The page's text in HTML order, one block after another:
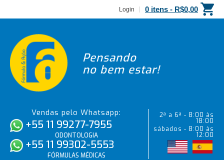
Login 0 itens - R$0,00
Pensando
no bem estar!
Vendas pelo Whatsapp:
+55 11 99277-7955
ODONTOLOGIA
+55 11 99302-5553
FÓRMULAS MÉDICAS
2ª a 6ª - 8:00 às
18:00
sábados - 8:00 às
12:00